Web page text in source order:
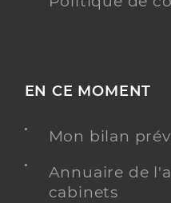
EN CE MOMENT
Mon bilan
Annuaire de
cabinets